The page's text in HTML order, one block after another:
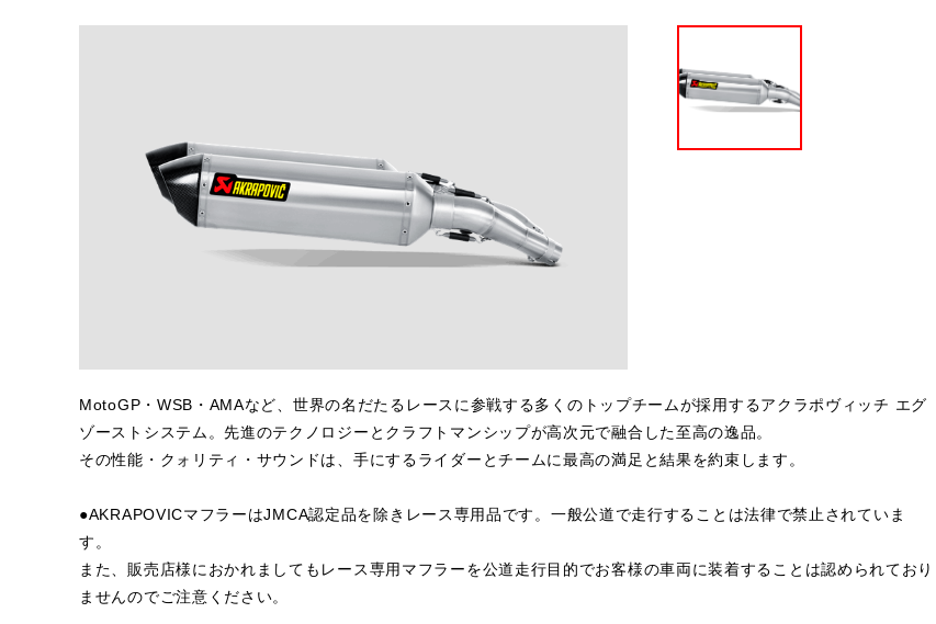
MotoGP・WSB・AMAなど、世界の名だたるレースに参戦する多くのトップチームが採用するアクラポヴィッチ エグ
ゾーストシステム。先進のテクノロジーとクラフトマンシップが高次元で融合した至高の逸品。
その性能・クォリティ・サウンドは、手にするライダーとチームに最高の満足と結果を約束します。
●AKRAPOVICマフラーはJMCA認定品を除きレース専用品です。一般公道で走行することは法律で禁止されていま
す。
また、販売店様におかれましてもレース専用マフラーを公道走行目的でお客様の車両に装着することは認められており
ませんのでご注意ください。